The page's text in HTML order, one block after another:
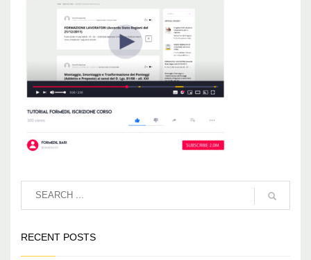
RECENT POSTS